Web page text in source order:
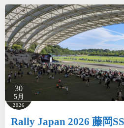
30
5月
2026
Rally Japan 2026 藤岡